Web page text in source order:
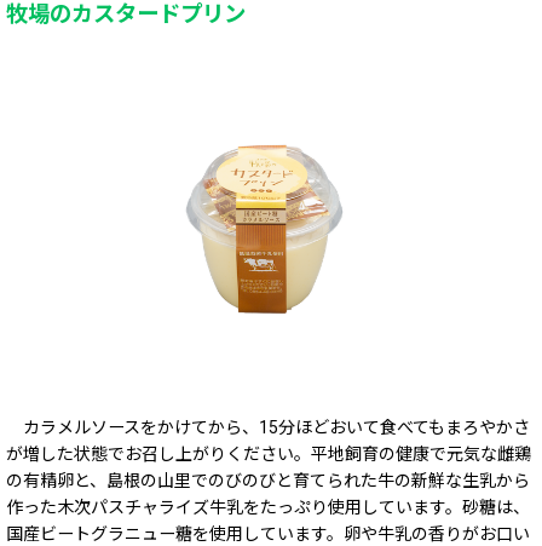
牧場のカスタードプリン
カラメルソースをかけてから、15分ほどおいて食べてもまろやかさ
が増した状態でお召し上がりください。 平地飼育の健康で元気な雌鶏
の有精卵と、島根の山里でのびのびと育てられた牛の新鮮な生乳から
作った木次パスチャライズ牛乳をたっぷり使用しています。砂糖は、
国産ビートグラニュー糖を使用しています。卵や牛乳の香りがお口い